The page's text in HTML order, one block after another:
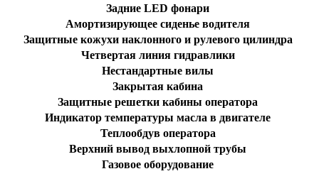
Задние LED фонари
Амортизирующее сиденье водителя
Защитные кожухи наклонного и рулевого цилиндра
Четвертая линия гидравлики
Нестандартные вилы
Закрытая кабина
Защитные решетки кабины оператора
Индикатор температуры масла в двигателе
Теплообдув оператора
Верхний вывод выхлопной трубы
Газовое оборудование